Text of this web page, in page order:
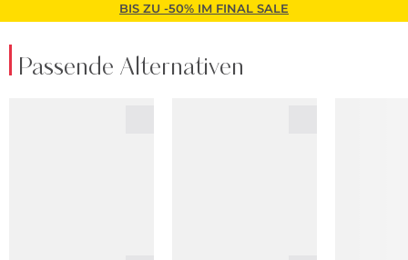
BIS ZU -50% IM FINAL SALE
Passende Alternativen